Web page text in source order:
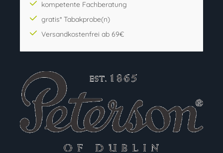
kompetente Fachberatung
gratis* Tabakprobe(n)
Versandkostenfrei ab 69€